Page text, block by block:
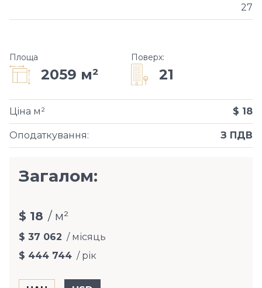
27
Площа
2059 м²
Поверх:
21
Оподаткування: З ПДВ
Ціна м² $ 18
Загалом:
$ 18 / м²
$ 37 062 / місяць
$ 444 744 / рік